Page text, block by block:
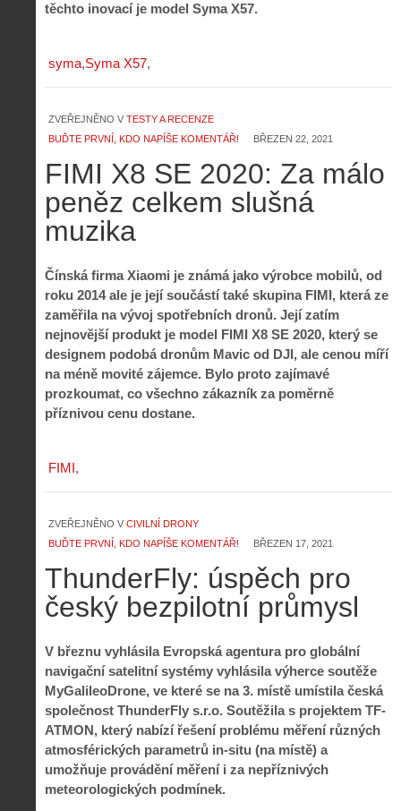
těchto inovací je model Syma X57.
syma Syma X57
ZVEŘEJNĚNO V TESTY A RECENZE
BUĎTE PRVNÍ, KDO NAPÍŠE KOMENTÁŘ!
BŘEZEN 22, 2021
FIMI X8 SE 2020: Za málo
peněz celkem slušná
muzika
Čínská firma Xiaomi je známá jako výrobce mobilů, od
roku 2014 ale je její součástí také skupina FIMI, která ze
zaměřila na vývoj spotřebních dronů. Její zatím
nejnovější produkt je model FIMI X8 SE 2020, který se
designem podobá dronům Mavic od DJI, ale cenou míří
na méně movité zájemce. Bylo proto zajímavé
prozkoumat, co všechno zákazník za poměrně
příznivou cenu dostane.
FIMI
ZVEŘEJNĚNO V CIVILNÍ DRONY
BUĎTE PRVNÍ, KDO NAPÍŠE KOMENTÁŘ!
BŘEZEN 17, 2021
ThunderFly: úspěch pro
český bezpilotní průmysl
V březnu vyhlásila Evropská agentura pro globální
navigační satelitní systémy vyhlásila výherce soutěže
MyGalileoDrone, ve které se na 3. místě umístila česká
společnost ThunderFly s.r.o. Soutěžila s projektem TF-
ATMON, který nabízí řešení problému měření různých
atmosférických parametrů in-situ (na místě) a
umožňuje provádění měření i za nepříznivých
meteorologických podmínek.